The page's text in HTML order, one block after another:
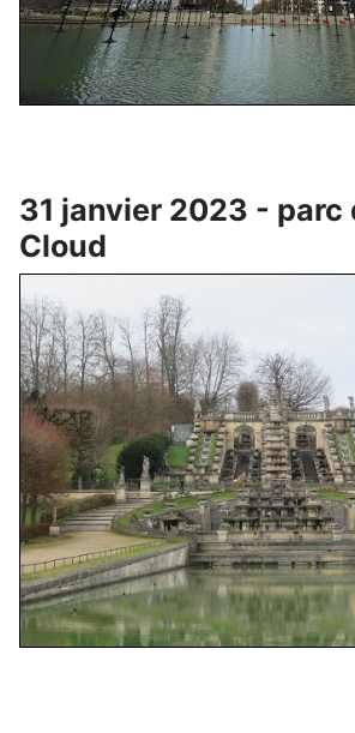
31 janvier 2023 - parc
Cloud